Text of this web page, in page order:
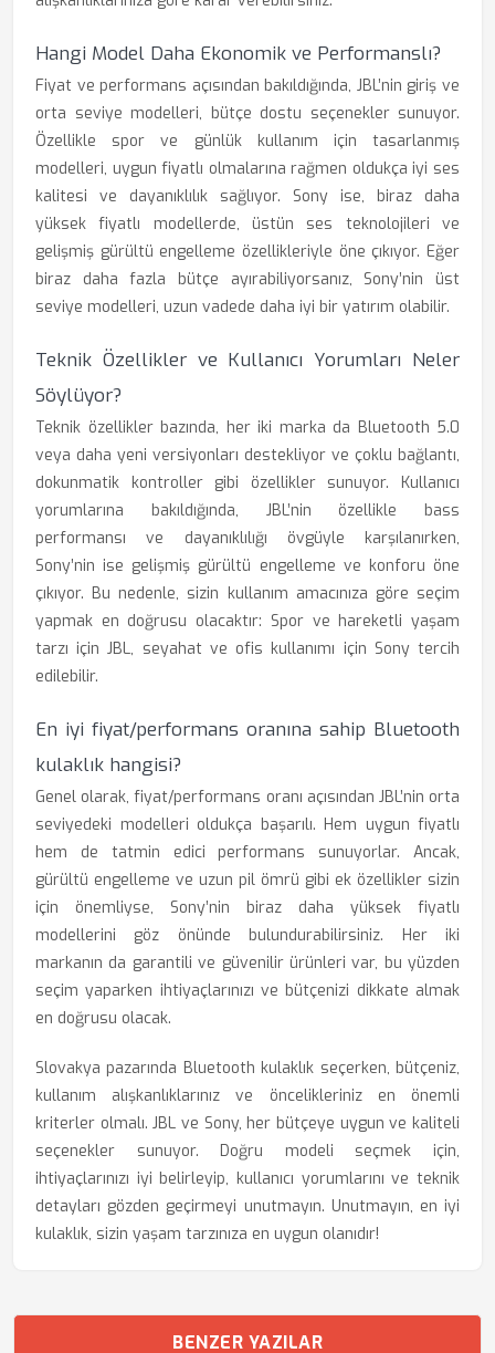
Hangi Model Daha Ekonomik ve Performanslı?
Fiyat ve performans açısından bakıldığında, JBL’nin giriş ve
orta seviye modelleri, bütçe dostu seçenekler sunuyor.
Özellikle spor ve günlük kullanım için tasarlanmış
modelleri, uygun fiyatlı olmalarına rağmen oldukça iyi ses
kalitesi ve dayanıklılık sağlıyor. Sony ise, biraz daha
yüksek fiyatlı modellerde, üstün ses teknolojileri ve
gelişmiş gürültü engelleme özellikleriyle öne çıkıyor. Eğer
biraz daha fazla bütçe ayırabiliyorsanız, Sony’nin üst
seviye modelleri, uzun vadede daha iyi bir yatırım olabilir.
Teknik Özellikler ve Kullanıcı Yorumları Neler
Söylüyor?
Teknik özellikler bazında, her iki marka da Bluetooth 5.0
veya daha yeni versiyonları destekliyor ve çoklu bağlantı,
dokunmatik kontroller gibi özellikler sunuyor. Kullanıcı
yorumlarına bakıldığında, JBL’nin özellikle bass
performansı ve dayanıklılığı övgüyle karşılanırken,
Sony’nin ise gelişmiş gürültü engelleme ve konforu öne
çıkıyor. Bu nedenle, sizin kullanım amacınıza göre seçim
yapmak en doğrusu olacaktır: Spor ve hareketli yaşam
tarzı için JBL, seyahat ve ofis kullanımı için Sony tercih
edilebilir.
En iyi fiyat/performans oranına sahip Bluetooth
kulaklık hangisi?
Genel olarak, fiyat/performans oranı açısından JBL’nin orta
seviyedeki modelleri oldukça başarılı. Hem uygun fiyatlı
hem de tatmin edici performans sunuyorlar. Ancak,
gürültü engelleme ve uzun pil ömrü gibi ek özellikler sizin
için önemliyse, Sony’nin biraz daha yüksek fiyatlı
modellerini göz önünde bulundurabilirsiniz. Her iki
markanın da garantili ve güvenilir ürünleri var, bu yüzden
seçim yaparken ihtiyaçlarınızı ve bütçenizi dikkate almak
en doğrusu olacak.
Slovakya pazarında Bluetooth kulaklık seçerken, bütçeniz,
kullanım alışkanlıklarınız ve öncelikleriniz en önemli
kriterler olmalı. JBL ve Sony, her bütçeye uygun ve kaliteli
seçenekler sunuyor. Doğru modeli seçmek için,
ihtiyaçlarınızı iyi belirleyip, kullanıcı yorumlarını ve teknik
detayları gözden geçirmeyi unutmayın. Unutmayın, en iyi
kulaklık, sizin yaşam tarzınıza en uygun olanıdır!
BENZER YAZILAR